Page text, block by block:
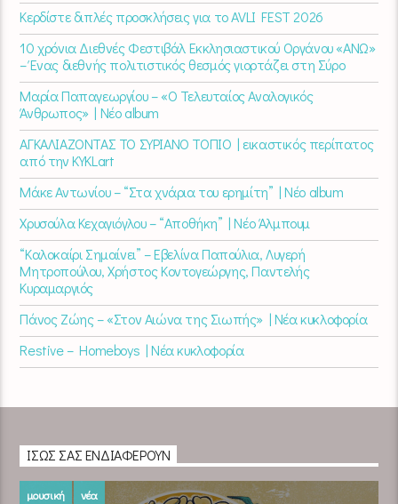
Κερδίστε διπλές προσκλήσεις για το AVLI FEST 2026
10 χρόνια Διεθνές Φεστιβάλ Εκκλησιαστικού Οργάνου «ΑΝΩ»
– Ένας διεθνής πολιτιστικός θεσμός γιορτάζει στη Σύρο​
Μαρία Παπαγεωργίου – «Ο Τελευταίος Αναλογικός
Άνθρωπος» | Νέο album
ΑΓΚΑΛΙΑΖΟΝΤΑΣ ΤΟ ΣΥΡΙΑΝΟ ΤΟΠΙΟ | εικαστικός περίπατος
από την KYKLart
Μάκε Αντωνίου – “Στα χνάρια του ερημίτη” | Νέο album
Χρυσούλα Κεχαγιόγλου – “Αποθήκη” | Νέο Άλμπουμ
“Καλοκαίρι Σημαίνει” – Εβελίνα Παπούλια, Λυγερή
Μητροπούλου, Χρήστος Κοντογεώργης, Παντελής
Κυραμαργιός
Πάνος Ζώης – «Στον Αιώνα της Σιωπής» | Νέα κυκλοφορία
Restive – Homeboys | Νέα κυκλοφορία
ΊΣΩΣ ΣΑΣ ΕΝΔΙΑΦΈΡΟΥΝ
μουσική νέα